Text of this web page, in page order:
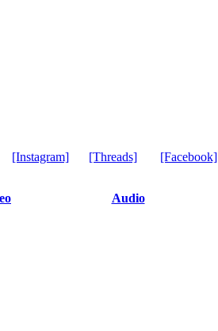
[Instagram] [Threads] [Facebook]
Audio